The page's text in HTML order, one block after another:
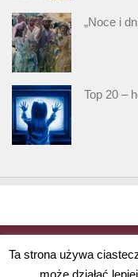
„Noce i
Top 20 –
Ta strona używa
może działać